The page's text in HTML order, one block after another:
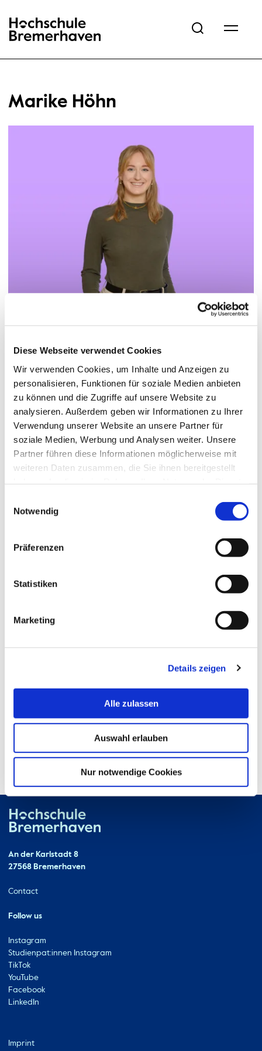
Diese Webseite verwendet Cookies
Wir verwenden Cookies, um Inhalte und Anzeigen zu
personalisieren, Funktionen für soziale Medien anbieten
zu können und die Zugriffe auf unsere Website zu
analysieren. Außerdem geben wir Informationen zu Ihrer
Verwendung unserer Website an unsere Partner für
soziale Medien, Werbung und Analysen weiter. Unsere
Partner führen diese Informationen möglicherweise mit
weiteren Daten zusammen, die Sie ihnen bereitgestellt
Notwendig
Präferenzen
Statistiken
Marketing
Details zeigen
Alle zulassen
Auswahl erlauben
Nur notwendige Cookies
Hochschule Bremerhaven
Marike Höhn
Functions:
Projekt BeProf@BHV
Tasks:
Weiterbildung & Vernetzung
Department:
Project (BMBF): BeProf@BHV
+49 4714823397
mhoehn[at]hs-bremerhaven[dot]de
An der Karlstadt 8
27568 Bremerhaven
Contact
An der Karlstadt 8
27568 Bremerhaven
Ressourcen
Contact
Follow us
Instagram
Studienpat:innen Instagram
TikTok
YouTube
Facebook
LinkedIn
Metabar
Imprint